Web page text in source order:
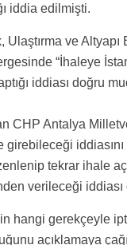
iddia edilmişti.
ve Altyapı
“İhaleye
iddiası doğru
CHP Antalya
tekrar ihale
verileceği iddiası
hangi gerekçeyle
açıklamaya